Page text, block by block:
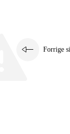
Forrige